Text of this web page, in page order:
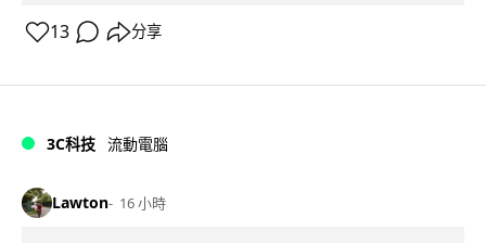
13 分享
3C科技 流動電腦
Lawton 16 小時